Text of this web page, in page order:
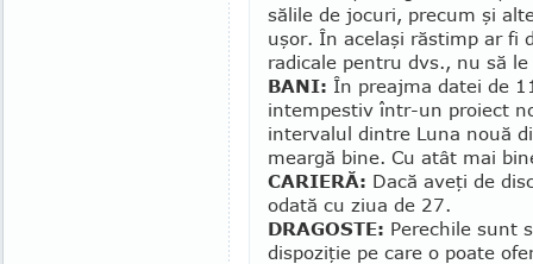
sălile de jocuri, precum şi
uşor. În acelaşi răstimp ar fi
radicale pentru dvs., nu să
BANI: În preajma datei de
intempestiv într-un proiect
intervalul dintre Luna nouă
meargă bine. Cu atât mai
CARIERĂ: Dacă aveţi de
odată cu zi­ua de 27.
DRAGOSTE: Perechile sunt
dispoziţie pe care o poate